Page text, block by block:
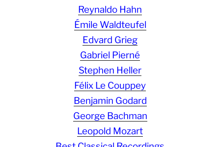
Reynaldo Hahn
Émile Waldteufel
Edvard Grieg
Gabriel Pierné
Stephen Heller
Félix Le Couppey
Benjamin Godard
George Bachman
Leopold Mozart